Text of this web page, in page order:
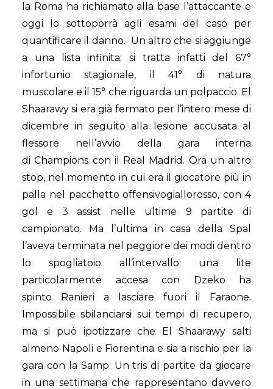
la Roma ha richiamato alla base l’attaccante e
oggi lo sottoporrà agli esami del caso per
quantificare il danno. Un altro che si aggiunge
a una lista infinita: si tratta infatti del 67°
infortunio stagionale, il 41° di natura
muscolare e il 15° che riguarda un polpaccio. El
Shaarawy si era già fermato per l’intero mese di
dicembre in seguito alla lesione accusata al
flessore nell’avvio della gara interna
di Champions con il Real Madrid. Ora un altro
stop, nel momento in cui era il giocatore più in
palla nel pacchetto offensivogiallorosso, con 4
gol e 3 assist nelle ultime 9 partite di
campionato. Ma l’ultima in casa della Spal
l’aveva terminata nel peggiore dei modi dentro
lo spogliatoio all’intervallo: una lite
particolarmente accesa con Dzeko ha
spinto Ranieri a lasciare fuori il Faraone.
Impossibile sbilanciarsi sui tempi di recupero,
ma si può ipotizzare che El Shaarawy salti
almeno Napoli e Fiorentina e sia a rischio per la
gara con la Samp. Un tris di partite da giocare
in una settimana che rappresentano davvero